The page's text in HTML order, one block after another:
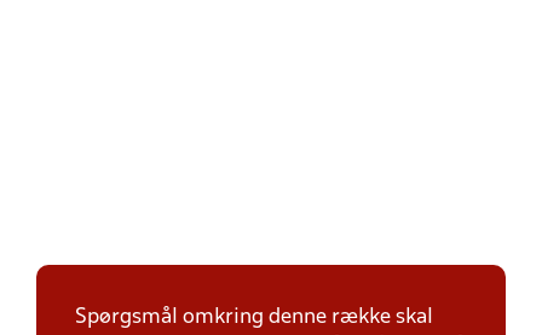
Spørgsmål omkring denne række skal